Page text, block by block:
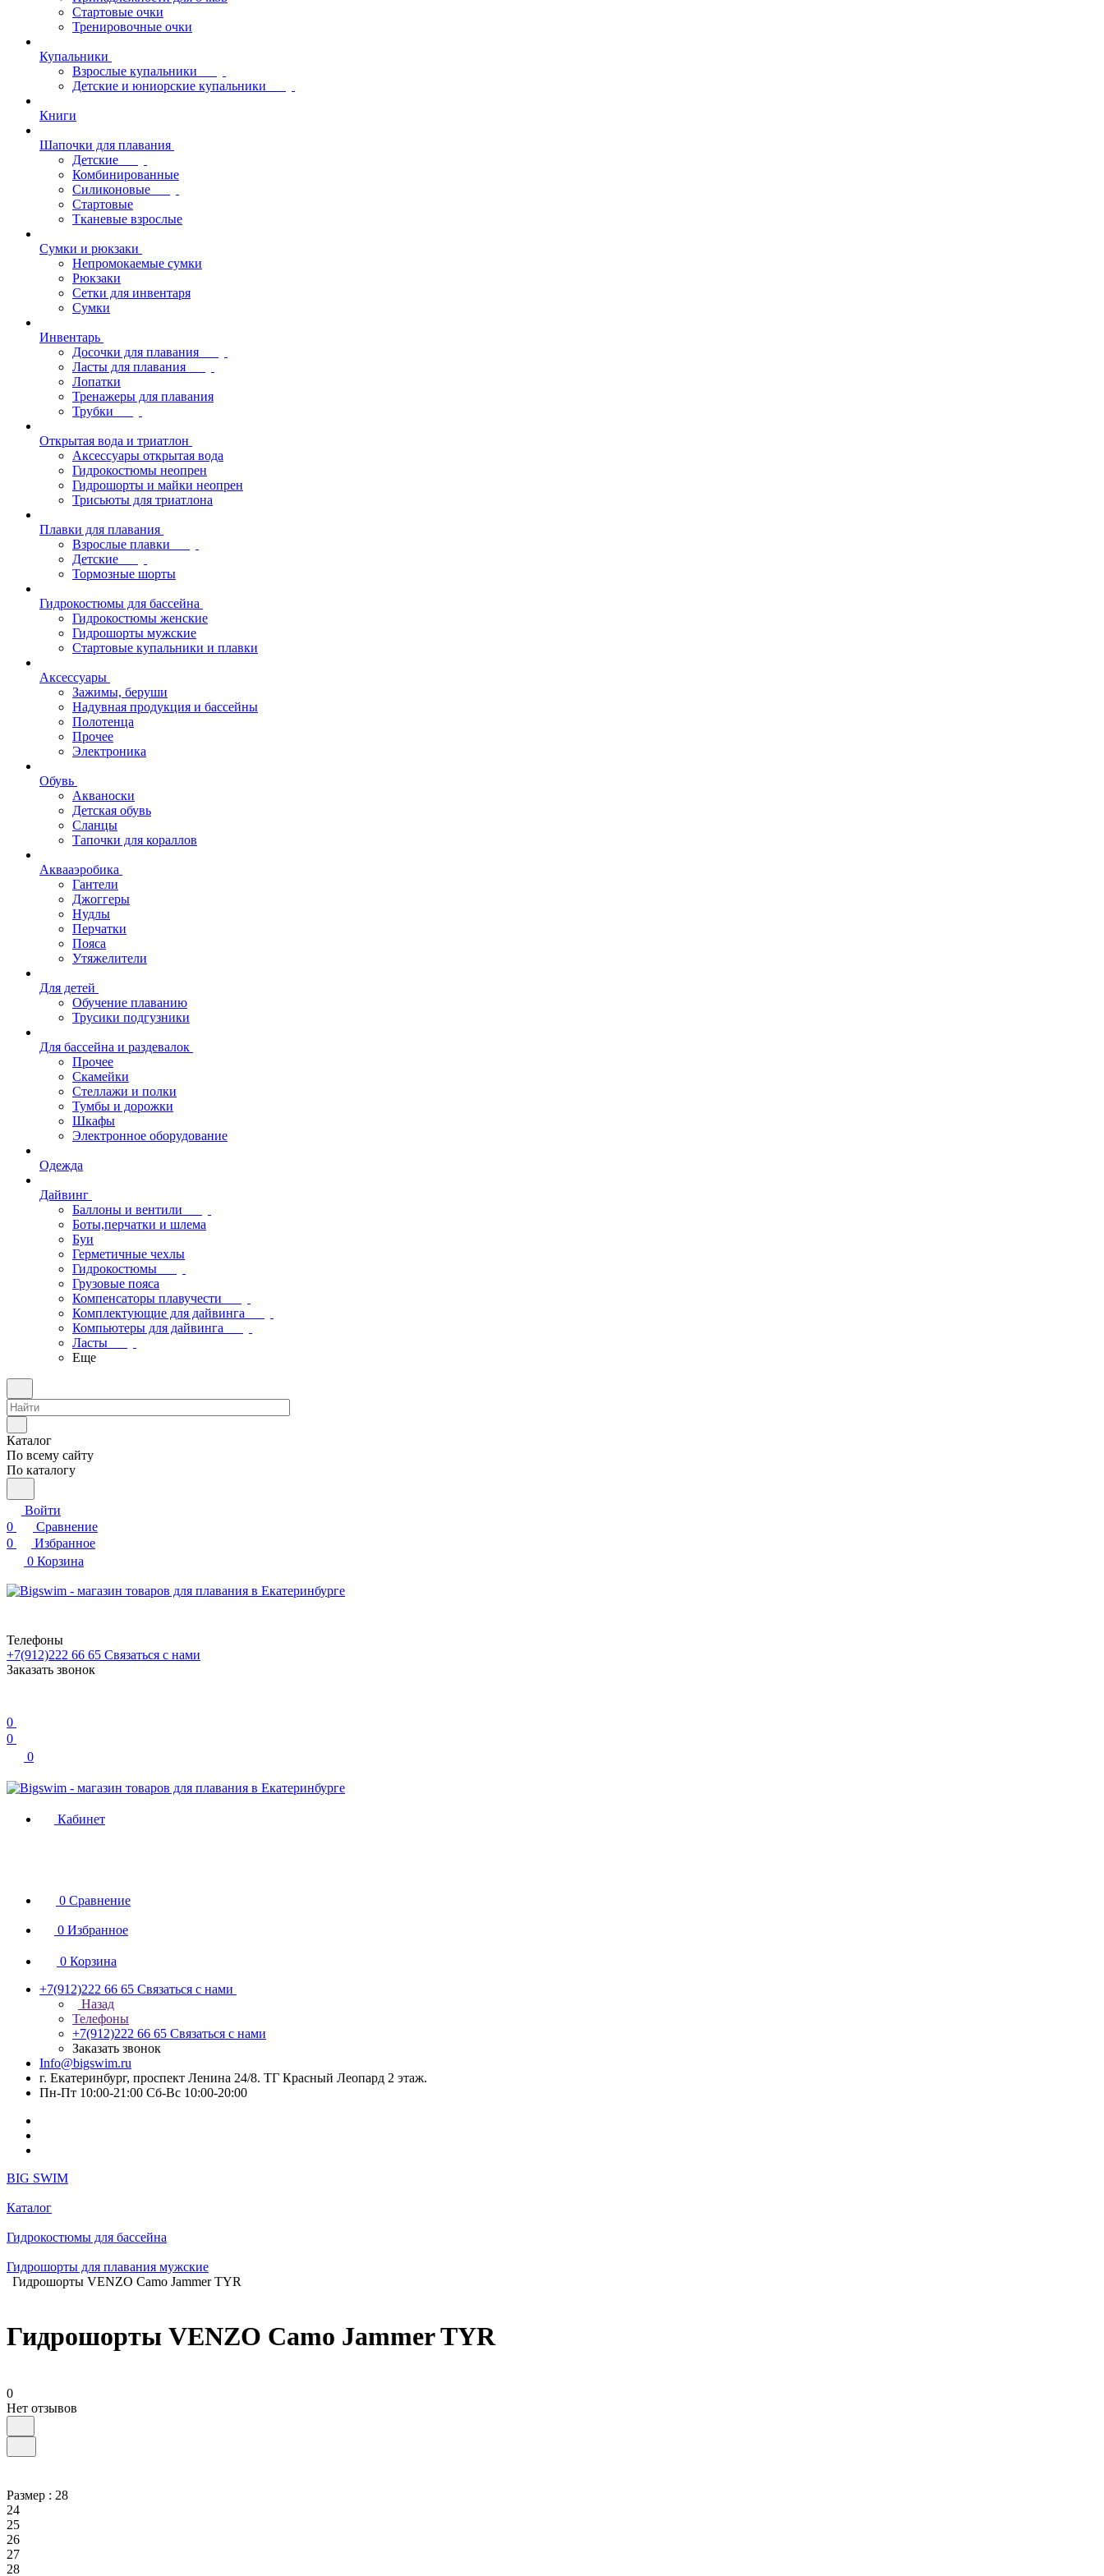
Стартовые очки
Тренировочные очки
Купальники
Взрослые купальники
Детские и юниорские купальники
Книги
Шапочки для плавания
Детские
Комбинированные
Силиконовые
Стартовые
Тканевые взрослые
Сумки и рюкзаки
Непромокаемые сумки
Рюкзаки
Сетки для инвентаря
Сумки
Инвентарь
Досочки для плавания
Ласты для плавания
Лопатки
Тренажеры для плавания
Трубки
Открытая вода и триатлон
Аксессуары открытая вода
Гидрокостюмы неопрен
Гидрошорты и майки неопрен
Трисьюты для триатлона
Плавки для плавания
Взрослые плавки
Детские
Тормозные шорты
Гидрокостюмы для бассейна
Гидрокостюмы женские
Гидрошорты мужские
Стартовые купальники и плавки
Аксессуары
Зажимы, беруши
Надувная продукция и бассейны
Полотенца
Прочее
Электроника
Обувь
Акваноски
Детская обувь
Сланцы
Тапочки для кораллов
Аквааэробика
Гантели
Джоггеры
Нудлы
Перчатки
Пояса
Утяжелители
Для детей
Обучение плаванию
Трусики подгузники
Для бассейна и раздевалок
Прочее
Скамейки
Стеллажи и полки
Тумбы и дорожки
Шкафы
Электронное оборудование
Одежда
Дайвинг
Баллоны и вентили
Боты,перчатки и шлема
Буи
Герметичные чехлы
Гидрокостюмы
Грузовые пояса
Компенсаторы плавучести
Комплектующие для дайвинга
Компьютеры для дайвинга
Ласты
Еще
Каталог
По всему сайту
По каталогу
Войти
0
Сравнение
0
Избранное
0 Корзина
Телефоны
+7(912)222 66 65 Связаться с нами
Заказать звонок
0
0
0
Кабинет
0 Сравнение
0 Избранное
0 Корзина
+7(912)222 66 65 Связаться с нами
Назад
Телефоны
+7(912)222 66 65 Связаться с нами
Заказать звонок
Info@bigswim.ru
г. Екатеринбург, проспект Ленина 24/8. ТГ Красный Леопард 2 этаж.
Пн-Пт 10:00-21:00 Сб-Вс 10:00-20:00
BIG SWIM
Каталог
Гидрокостюмы для бассейна
Гидрошорты для плавания мужские
Гидрошорты VENZO Camo Jammer TYR
Гидрошорты VENZO Camo Jammer TYR
0
Нет отзывов
Размер : 28
24
25
26
27
28